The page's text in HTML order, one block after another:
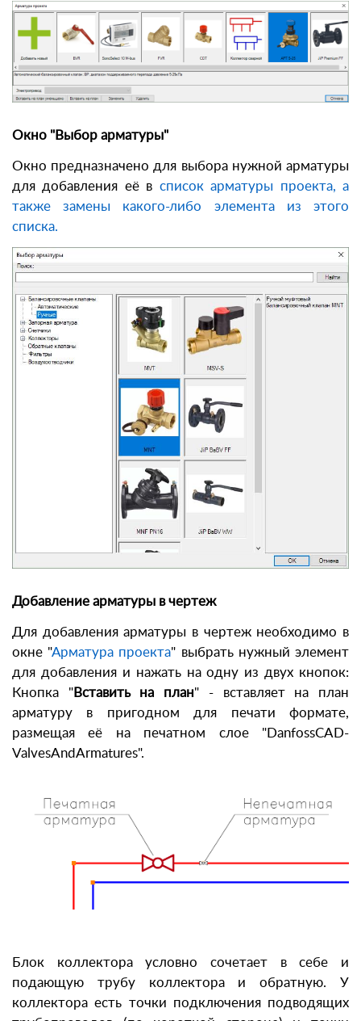
Окно "Выбор арматуры"
Окно предназначено для выбора нужной арматуры
для добавления её в список арматуры проекта, а
также замены какого-либо элемента из этого
списка.
Добавление арматуры в чертеж
Для добавления арматуры в чертеж необходимо в
окне "Арматура проекта" выбрать нужный элемент
для добавления и нажать на одну из двух кнопок:
Кнопка "Вставить на план" - вставляет на план
арматуру в пригодном для печати формате,
размещая её на печатном слое "DanfossCAD-
ValvesAndArmatures".
Блок коллектора условно сочетает в себе и
подающую трубу коллектора и обратную. У
коллектора есть точки подключения подводящих